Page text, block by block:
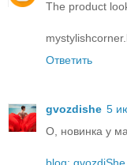
The product
Ответить
gvozdishe 5
О, новинка у